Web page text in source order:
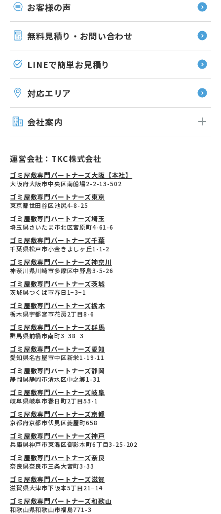
お客様の声
無料見積り・お問い合わせ
LINEで簡単お見積り
対応エリア
会社案内
運営会社：TKC株式会社
ゴミ屋敷専門パートナーズ大阪【本社】
大阪府大阪市中央区南船場2-2-13-502
ゴミ屋敷専門パートナーズ東京
東京都世田谷区池尻4-8-25
ゴミ屋敷専門パートナーズ埼玉
埼玉県さいたま市北区宮原町4-61-6
ゴミ屋敷専門パートナーズ千葉
千葉県松戸市小金きよしヶ丘1-1-2
ゴミ屋敷専門パートナーズ神奈川
神奈川県川崎市多摩区中野島3-5-26
ゴミ屋敷専門パートナーズ茨城
茨城県つくば市春日1−3−1
ゴミ屋敷専門パートナーズ栃木
栃木県宇都宮市花房2丁目8-6
ゴミ屋敷専門パートナーズ群馬
群馬県前橋市南町3−38−3
ゴミ屋敷専門パートナーズ愛知
愛知県名古屋市中区新栄1-19-11
ゴミ屋敷専門パートナーズ静岡
静岡県静岡市清水区中之郷1-31
ゴミ屋敷専門パートナーズ岐阜
岐阜県岐阜市春日町2丁目53-1
ゴミ屋敷専門パートナーズ京都
京都府京都市伏見区菱屋町658
ゴミ屋敷専門パートナーズ神戸
兵庫県神戸市東灘区御影本町6丁目3-25-202
ゴミ屋敷専門パートナーズ奈良
奈良県奈良市三条大宮町3-33
ゴミ屋敷専門パートナーズ滋賀
滋賀県大津市下阪本5丁目21−14
ゴミ屋敷専門パートナーズ和歌山
和歌山県和歌山市福島771-3